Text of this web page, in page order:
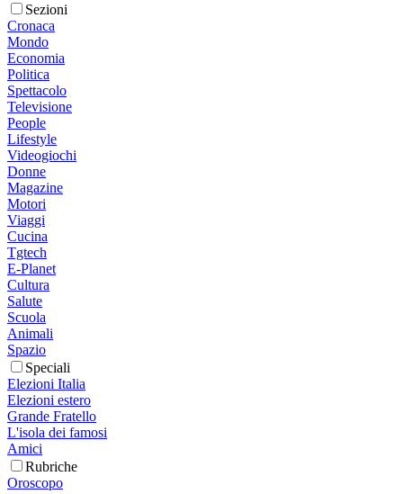
Sezioni
Cronaca
Mondo
Economia
Politica
Spettacolo
Televisione
People
Lifestyle
Videogiochi
Donne
Magazine
Motori
Viaggi
Cucina
Tgtech
E-Planet
Cultura
Salute
Scuola
Animali
Spazio
Speciali
Elezioni Italia
Elezioni estero
Grande Fratello
L'isola dei famosi
Amici
Rubriche
Oroscopo